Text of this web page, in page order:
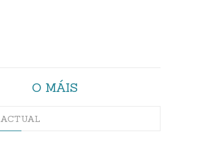
O MÁIS
ACTUAL